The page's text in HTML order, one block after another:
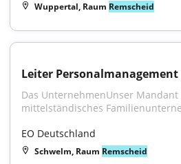
Wuppertal, Raum Remscheid
Leiter Personalmanagement
Das UnternehmenUnser
mittelständisches
EO Deutschland
Schwelm, Raum Remscheid